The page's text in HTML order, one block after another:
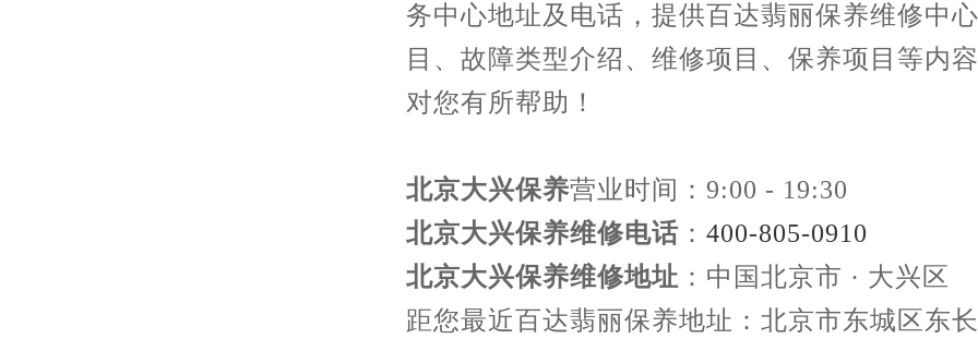
务中心地址及电话，提供百达翡丽保养维修中
目、故障类型介绍、维修项目、保养项目等内
对您有所帮助！
北京大兴保养营业时间：9:00 - 19:30
北京大兴保养维修电话 ： 400-805-0910
北京大兴保养维修地址 ：中国北京市 · 大兴区
距您最近百达翡丽保养地址：北京市东城区东